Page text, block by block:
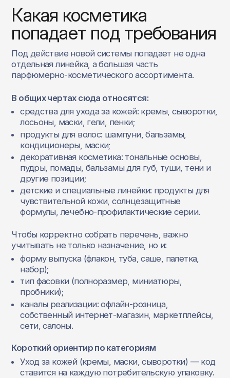
Какая косметика
попадает под требования
Под действие новой системы попадает не одна
отдельная линейка, а большая часть
парфюмерно‑косметического ассортимента.
В общих чертах сюда относятся:
средства для ухода за кожей: кремы, сыворотки,
лосьоны, маски, гели, пенки;
продукты для волос: шампуни, бальзамы,
кондиционеры, маски;
декоративная косметика: тональные основы,
пудры, помады, бальзамы для губ, туши, тени и
другие позиции;
детские и специальные линейки: продукты для
чувствительной кожи, солнцезащитные
формулы, лечебно‑профилактические серии.
Чтобы корректно собрать перечень, важно
учитывать не только назначение, но и:
форму выпуска (флакон, туба, саше, палетка,
набор);
тип фасовки (полноразмер, миниатюры,
пробники);
каналы реализации: офлайн‑розница,
собственный интернет‑магазин, маркетплейсы,
сети, салоны.
Короткий ориентир по категориям
Уход за кожей (кремы, маски, сыворотки) — код
ставится на каждую потребительскую упаковку.